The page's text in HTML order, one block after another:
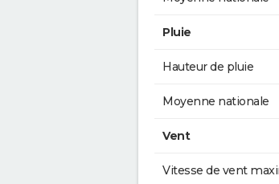
Pluie
Hauteur de pluie
Moyenne nationale
Vent
Vitesse de vent